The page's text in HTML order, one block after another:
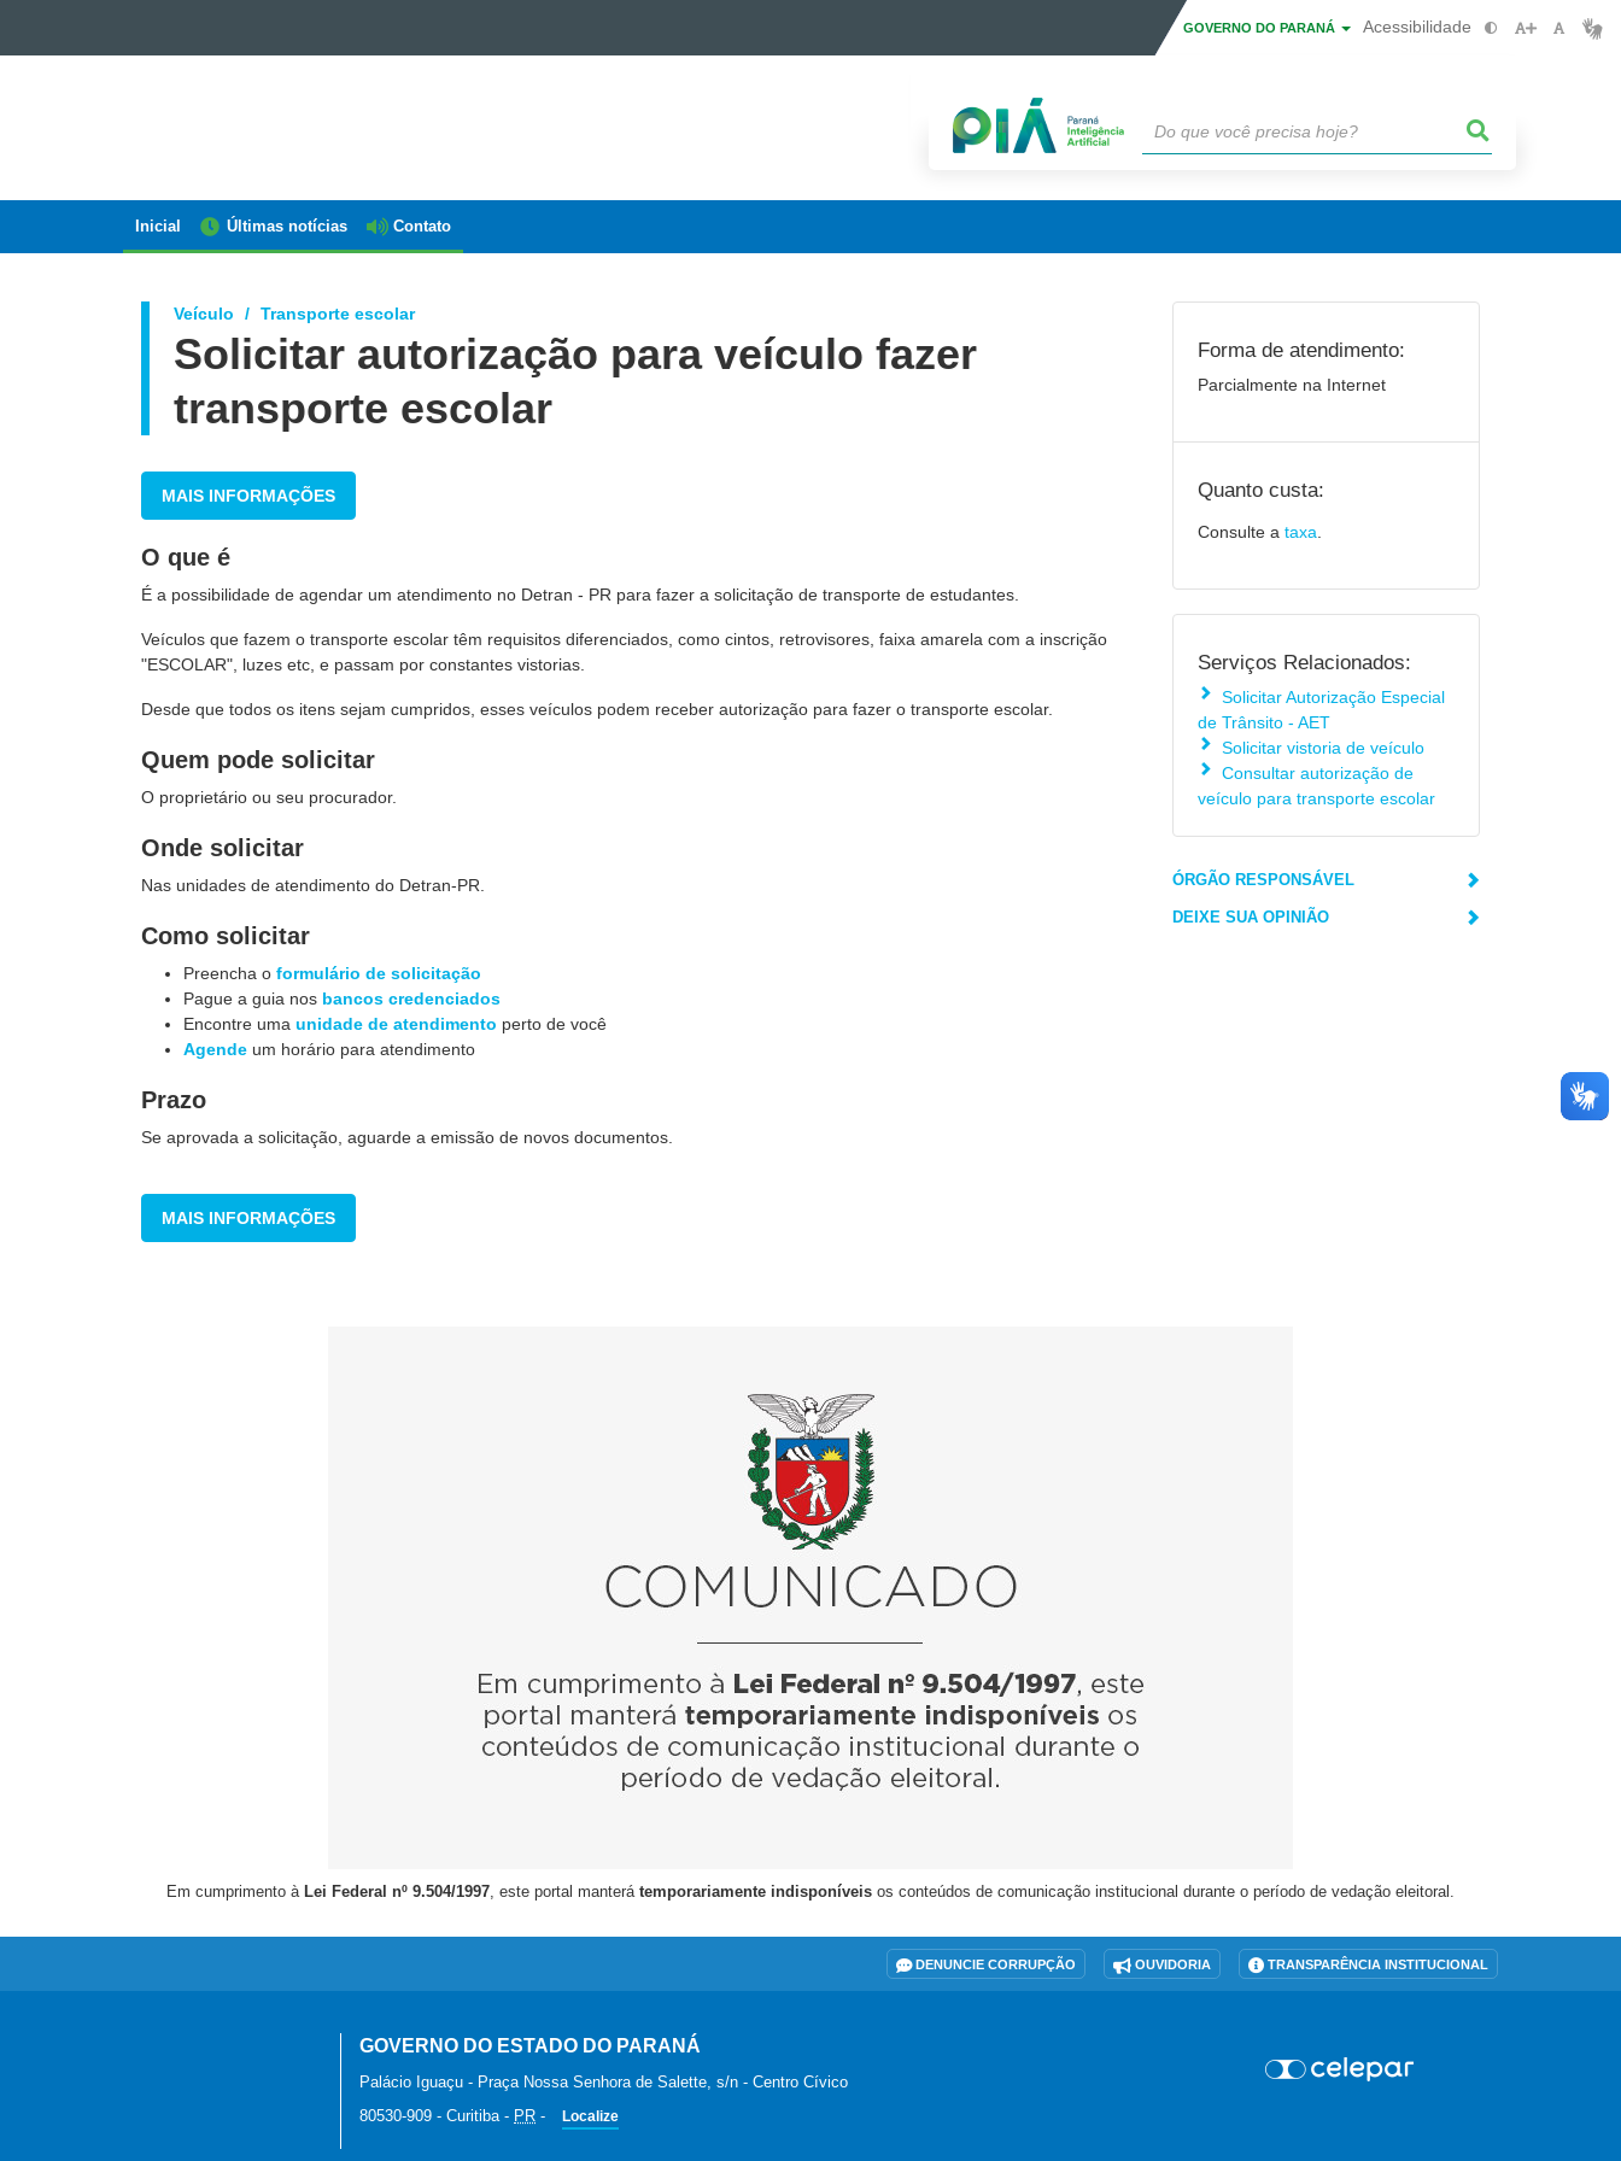
GOVERNO DO PARANÁ Acessibilidade
PARANÁ
Navegação
Inicial Últimas notícias Contato
Veículo Transporte escolar
Solicitar autorização para veículo fazer
transporte escolar
MAIS INFORMAÇÕES
O que é
É a possibilidade de agendar um atendimento no Detran - PR para fazer a solicitação de transporte de estudantes.
Veículos que fazem o transporte escolar têm requisitos diferenciados, como cintos, retrovisores, faixa amarela com a inscrição
"ESCOLAR", luzes etc, e passam por constantes vistorias.
Desde que todos os itens sejam cumpridos, esses veículos podem receber autorização para fazer o transporte escolar.
Quem pode solicitar
O proprietário ou seu procurador.
Onde solicitar
Nas unidades de atendimento do Detran-PR.
Como solicitar
Preencha o formulário de solicitação
Pague a guia nos bancos credenciados
Encontre uma unidade de atendimento perto de você
Agende um horário para atendimento
Prazo
Se aprovada a solicitação, aguarde a emissão de novos documentos.
MAIS INFORMAÇÕES
Forma de atendimento:
Parcialmente na Internet
Quanto custa:
Consulte a taxa
Serviços Relacionados:
Solicitar Autorização Especial
de Trânsito - AET
Solicitar vistoria de veículo
Consultar autorização de
veículo para transporte escolar
ÓRGÃO RESPONSÁVEL
DEIXE SUA OPINIÃO
Em cumprimento à Lei Federal nº 9.504/1997, este portal manterá temporariamente indisponíveis os conteúdos de comunicação institucional durante o período de vedação eleitoral.
DENUNCIE CORRUPÇÃO OUVIDORIA TRANSPARÊNCIA INSTITUCIONAL
GOVERNO DO ESTADO DO PARANÁ
Palácio Iguaçu - Praça Nossa Senhora de Salette, s/n - Centro Cívico
80530-909 - Curitiba- PR - Localize